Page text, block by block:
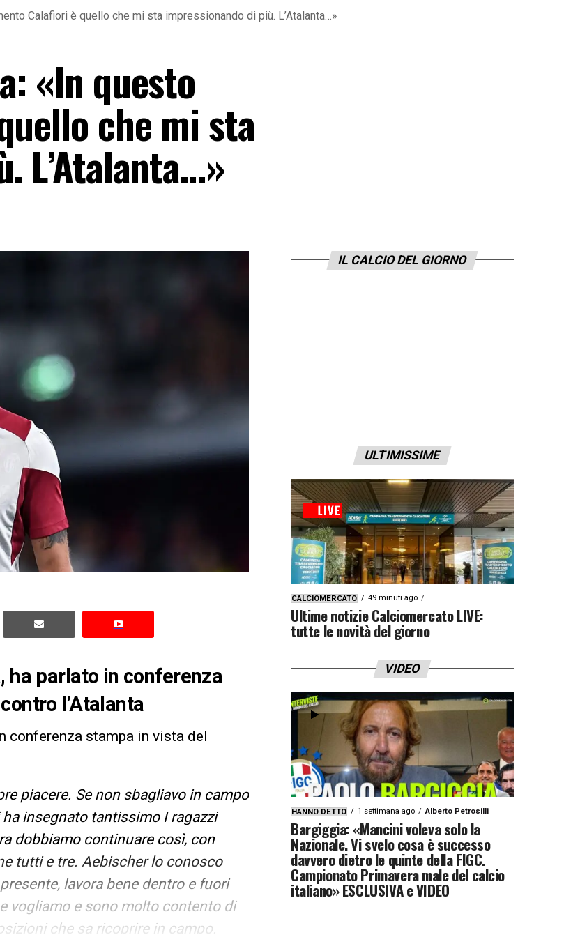
Calafiori è quello che mi sta impressionando di più. L’Atalanta…»
«In questo
che mi sta
L’Atalanta…»
ha parlato in conferenza
l’Atalanta
conferenza stampa in vista del
piacere. Se non sbagliavo in campo
insegnato tantissimo I ragazzi
dobbiamo continuare così, con
tutti e tre. Aebischer lo conosco
lavora bene dentro e fuori
vogliamo e sono molto contento di
che sa ricoprire in campo.
IL CALCIO DEL GIORNO
ULTIMISSIME
CALCIOMERCATO 49 minuti ago
Ultime notizie Calciomercato LIVE:
tutte le novità del giorno
VIDEO
HANNO DETTO 1 settimana ago Alberto Petrosilli
Bargiggia: «Mancini voleva solo la
Nazionale. Vi svelo cosa è successo
davvero dietro le quinte della FIGC.
Campionato Primavera male del calcio
italiano» ESCLUSIVA e VIDEO